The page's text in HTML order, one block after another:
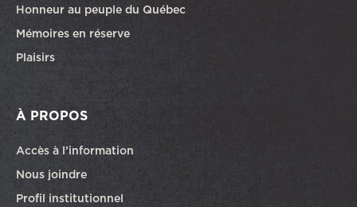
Honneur au peuple du Québec
Mémoires en réserve
Plaisirs
À PROPOS
Accès à l’information
Nous joindre
Profil institutionnel